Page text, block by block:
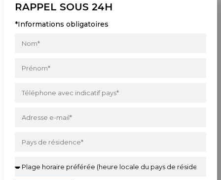
RAPPEL SOUS 24H
*Informations obligatoires